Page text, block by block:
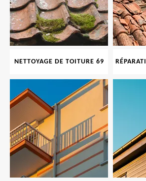
NETTOYAGE DE TOITURE 69